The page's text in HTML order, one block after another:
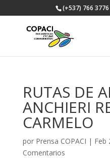
(+537) 766 3776
RUTAS DE
ANCHIERI
CARMELO
por Prensa COPACI | Feb
Comentarios